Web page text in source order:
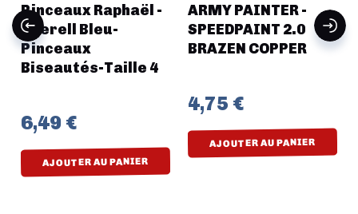
Pinceaux Raphaël -
Kaerell Bleu-
Pinceaux
Biseautés-Taille 4
6,49 €
AJOUTER AU PANIER
ARMY PAINTER -
SPEEDPAINT 2.0
BRAZEN COPPER
4,75 €
AJOUTER AU PANIER